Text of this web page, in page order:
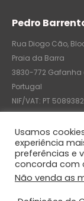
Pedro
Rua Diogo Cão,
Praia da Barra
3830-772 Gafanha
Portugal
NIF/VAT: PT
C.R.C.: 7004-8522-
© Pedro Barrento
Usamos
experiência
preferências e
concorda com
Não venda as